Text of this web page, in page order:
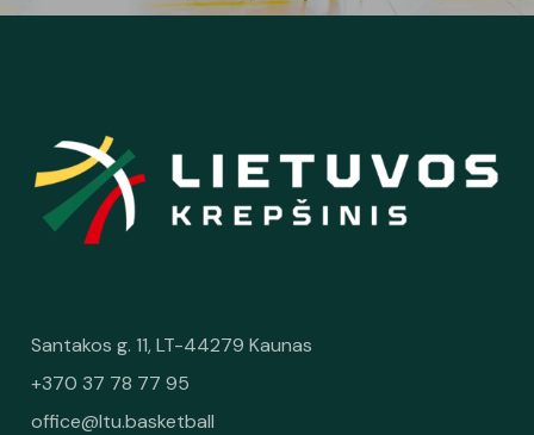
Santakos g. 11, LT-44279 Kaunas
+370 37 78 77 95
office@ltu.basketball